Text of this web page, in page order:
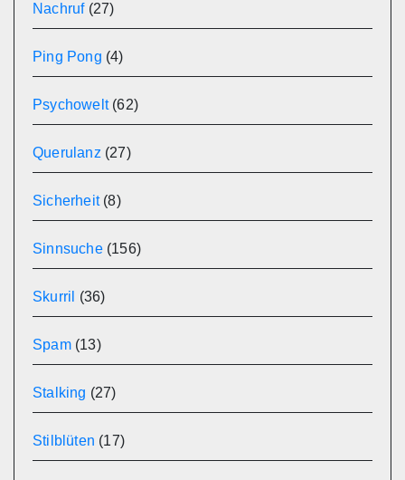
Nachruf(27)
Ping Pong (4)
Psychowelt(62)
Querulanz (27)
Sicherheit(8)
Sinnsuche(156)
Skurril (36)
Spam(13)
Stalking (27)
Stilblüten (17)